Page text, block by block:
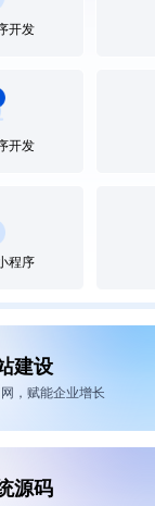
开发
开发
程序
建设
，赋能企业增长
源码